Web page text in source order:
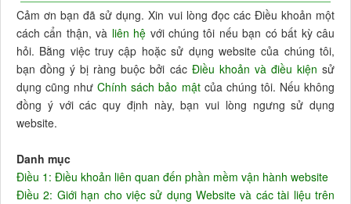
Cảm ơn bạn đã sử dụng. Xin vui lòng đọc các Điều khoản một
cách cẩn thận, và liên hệ với chúng tôi nếu bạn có bất kỳ câu
hỏi. Bằng việc truy cập hoặc sử dụng website của chúng tôi,
bạn đồng ý bị ràng buộc bởi các Điều khoản và điều kiện sử
dụng cũng nhưChính sách bảo mậtcủa chúng tôi. Nếu không
đồng ý với các quy định này, bạn vui lòng ngưng sử dụng
website.
Danh mục
Điều 1: Điều khoản liên quan đến phần mềm vận hành website
Điều 2: Giới hạn cho việc sử dụng Website và các tài liệu trên